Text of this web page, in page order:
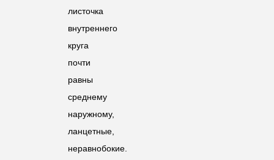
листочка
внутреннего
круга
почти
равны
среднему
наружному,
ланцетные,
неравнобокие.